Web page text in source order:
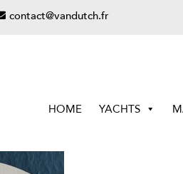
contact@vandutch.fr
HOME YACHTS